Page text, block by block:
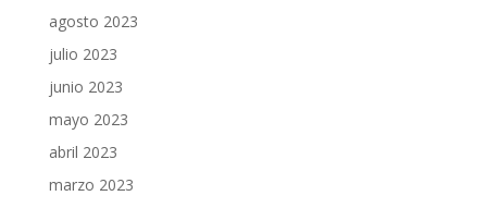
agosto 2023
julio 2023
junio 2023
mayo 2023
abril 2023
marzo 2023